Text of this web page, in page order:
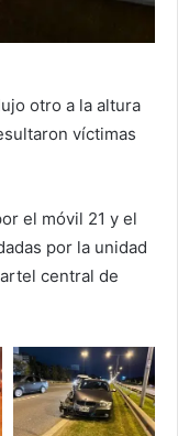
otro a la altura
víctimas
el móvil 21 y el
por la unidad
central de